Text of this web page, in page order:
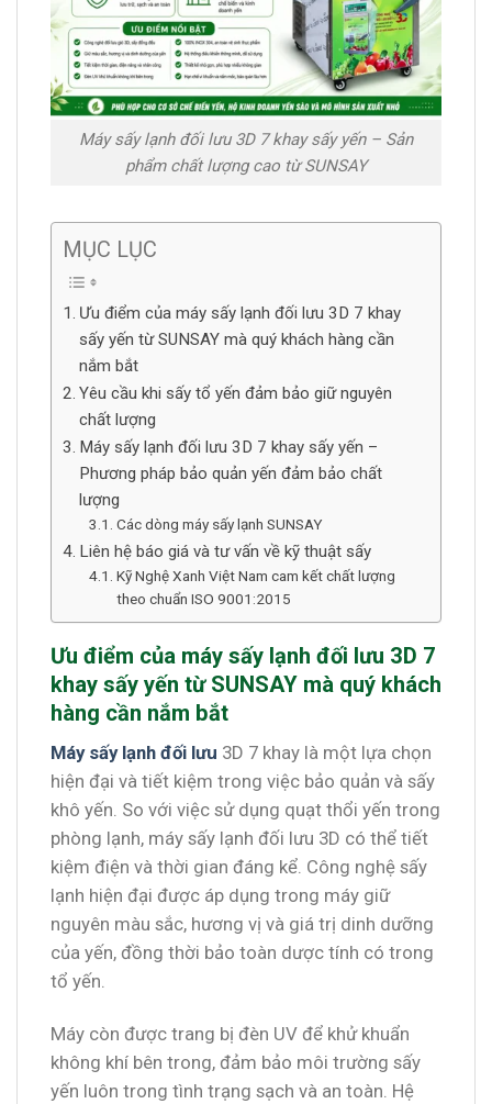
Máy sấy lạnh đối lưu 3D 7 khay sấy yến – Sản
phẩm chất lượng cao từ SUNSAY
MỤC LỤC
Ưu điểm của máy sấy lạnh đối lưu 3D 7 khay
sấy yến từ SUNSAY mà quý khách hàng cần
nắm bắt
Yêu cầu khi sấy tổ yến đảm bảo giữ nguyên
chất lượng
Máy sấy lạnh đối lưu 3D 7 khay sấy yến –
Phương pháp bảo quản yến đảm bảo chất
lượng
Các dòng máy sấy lạnh SUNSAY
Liên hệ báo giá và tư vấn về kỹ thuật sấy
Kỹ Nghệ Xanh Việt Nam cam kết chất lượng
theo chuẩn ISO 9001:2015
Ưu điểm của máy sấy lạnh đối lưu 3D 7
khay sấy yến từ SUNSAY mà quý khách
hàng cần nắm bắt
Máy sấy lạnh đối lưu 3D 7 khay là một lựa chọn
hiện đại và tiết kiệm trong việc bảo quản và sấy
khô yến. So với việc sử dụng quạt thổi yến trong
phòng lạnh, máy sấy lạnh đối lưu 3D có thể tiết
kiệm điện và thời gian đáng kể. Công nghệ sấy
lạnh hiện đại được áp dụng trong máy giữ
nguyên màu sắc, hương vị và giá trị dinh dưỡng
của yến, đồng thời bảo toàn dược tính có trong
tổ yến.
Máy còn được trang bị đèn UV để khử khuẩn
không khí bên trong, đảm bảo môi trường sấy
yến luôn trong tình trạng sạch và an toàn. Hệ